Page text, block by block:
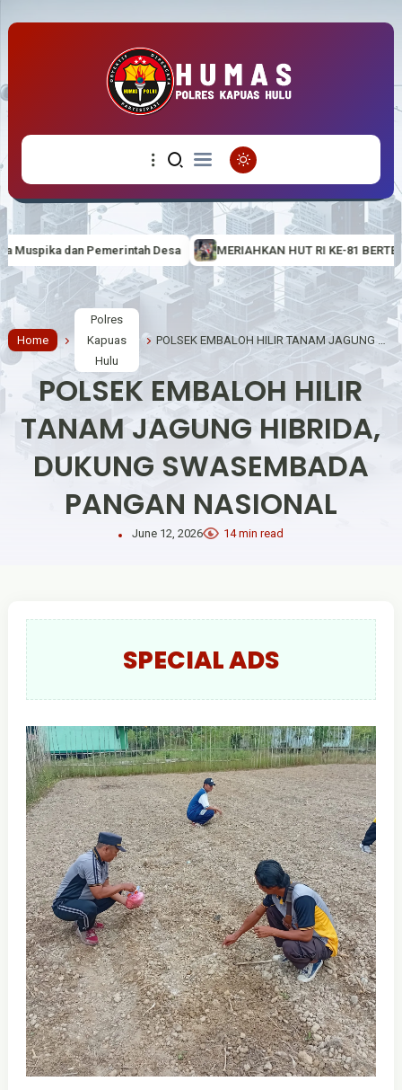
MERIAHKAN HUT RI KE-81 BERTEMA “BERDAULAT, ADIL DAN
Home
Polres
Kapuas
Hulu
POLSEK EMBALOH HILIR TANAM JAGUNG HIBRIDA, DUKUNG SWASEMBADA PANGAN NASIONAL
POLSEK EMBALOH HILIR
TANAM JAGUNG HIBRIDA,
DUKUNG SWASEMBADA
PANGAN NASIONAL
June 12, 2026 14 min read
SPECIAL ADS